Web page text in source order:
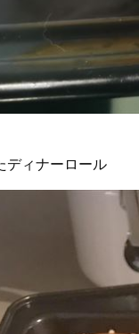
ディナーロール